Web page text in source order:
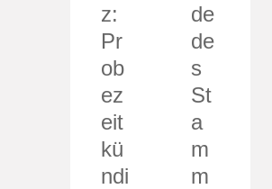
z:
Pr
ob
ez
eit
kü
ndi
de
de
s
St
a
m
m